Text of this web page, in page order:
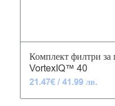
Комплект филтри за
VortexIQ™ 40
21.47€/ 41.99 лв.